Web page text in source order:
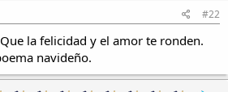
#22
Que la felicidad y el amor te ronden.
navideño.